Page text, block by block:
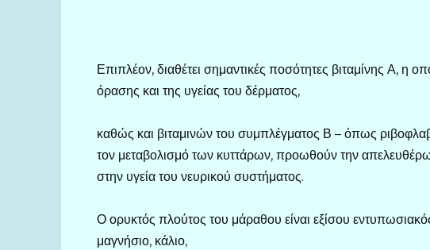
Επιπλέον, διαθέτει σημαντικές ποσότητες βιταμίνης Α, η
όρασης και της υγείας του δέρματος,
καθώς και βιταμινών του συμπλέγματος Β – όπως
τον μεταβολισμό των κυττάρων, προωθούν την
στην υγεία του νευρικού συστήματος.
Ο ορυκτός πλούτος του μάραθου είναι εξίσου
μαγνήσιο, κάλιο,